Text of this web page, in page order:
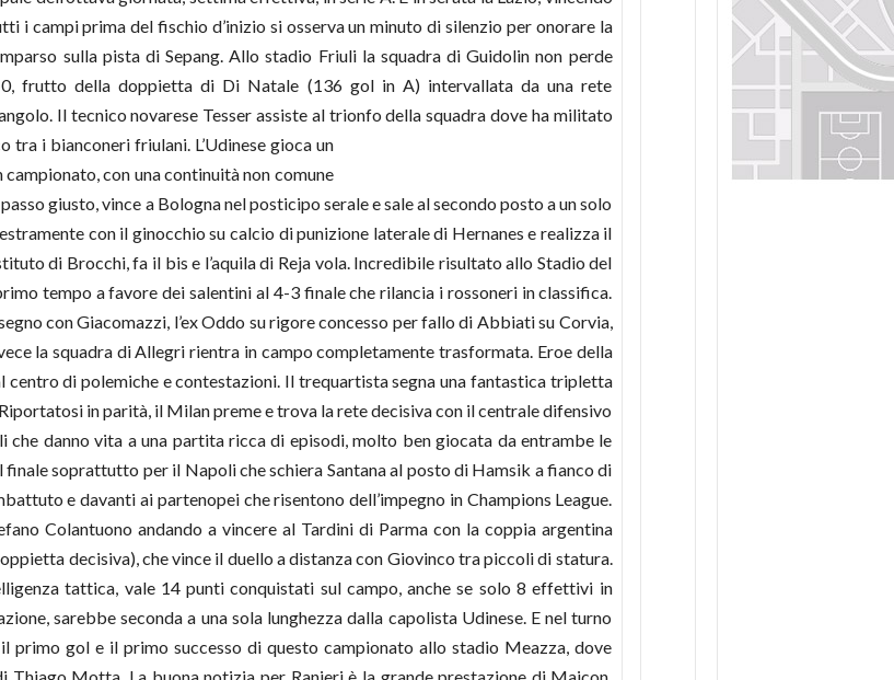
i campi prima del fischio d’inizio si osserva un minuto di silenzio per onorare la
sulla pista di Sepang. Allo stadio Friuli la squadra di Guidolin non perde
frutto della doppietta di Di Natale (136 gol in A) intervallata da una rete
Il tecnico novarese Tesser assiste al trionfo della squadra dove ha militato
tra i bianconeri friulani. L’Udinese gioca un
con una continuità non comune
giusto, vince a Bologna nel posticipo serale e sale al secondo posto a un solo
con il ginocchio su calcio di punizione laterale di Hernanes e realizza il
di Brocchi, fa il bis e l’aquila di Reja vola. Incredibile risultato allo Stadio del
tempo a favore dei salentini al 4-3 finale che rilancia i rossoneri in classifica.
con Giacomazzi, l’ex Oddo su rigore concesso per fallo di Abbiati su Corvia,
la squadra di Allegri rientra in campo completamente trasformata. Eroe della
di polemiche e contestazioni. Il trequartista segna una fantastica tripletta
in parità, il Milan preme e trova la rete decisiva con il centrale difensivo
che danno vita a una partita ricca di episodi, molto ben giocata da entrambe le
finale soprattutto per il Napoli che schiera Santana al posto di Hamsik a fianco di
e davanti ai partenopei che risentono dell’impegno in Champions League.
Colantuono andando a vincere al Tardini di Parma con la coppia argentina
decisiva), che vince il duello a distanza con Giovinco tra piccoli di statura.
tattica, vale 14 punti conquistati sul campo, anche se solo 8 effettivi in
sarebbe seconda a una sola lunghezza dalla capolista Udinese. E nel turno
primo gol e il primo successo di questo campionato allo stadio Meazza, dove